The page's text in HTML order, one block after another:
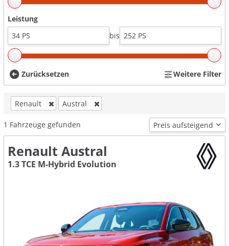
Leistung
bis
Zurücksetzen Weitere Filter
Renault Austral
1 Fahrzeuge gefunden
Renault Austral
1.3 TCE M-Hybrid Evolution